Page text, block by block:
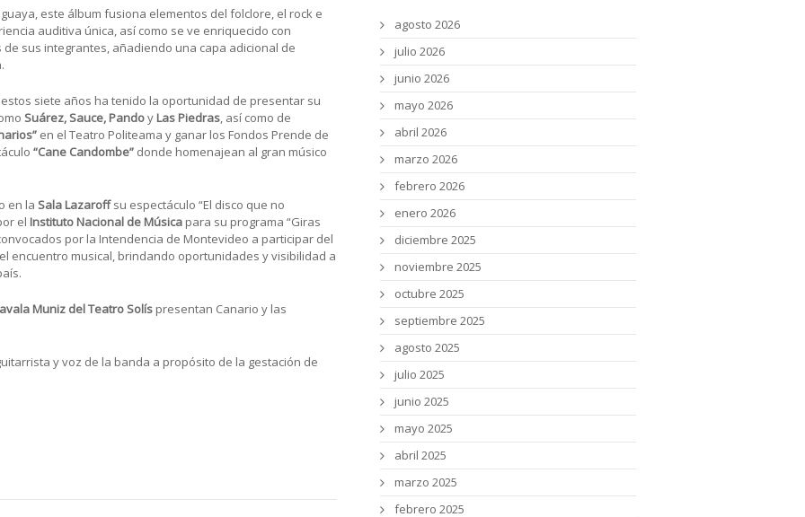
este álbum fusiona elementos del folclore, el rock e
auditiva única, así como se ve enriquecido con
sus integrantes, añadiendo una capa adicional de
estos siete años ha tenido la oportunidad de presentar su
Suárez, Sauce, Pandoy Las Piedras , así como de
en el Teatro Politeama y ganar los Fondos Prende de
“Cane Candombe” donde homenajean al gran músico
en la Sala Lazaroffsu espectáculo “El disco que no
el Instituto Nacional de Música para su programa “Giras
por la Intendencia de Montevideo a participar del
encuentro musical, brindando oportunidades y visibilidad a
Muniz del Teatro Solís presentan Canario y las
y voz de la banda a propósito de la gestación de
agosto 2026
julio 2026
junio 2026
mayo 2026
abril 2026
marzo 2026
febrero 2026
enero 2026
diciembre 2025
noviembre 2025
octubre 2025
septiembre 2025
agosto 2025
julio 2025
junio 2025
mayo 2025
abril 2025
marzo 2025
febrero 2025